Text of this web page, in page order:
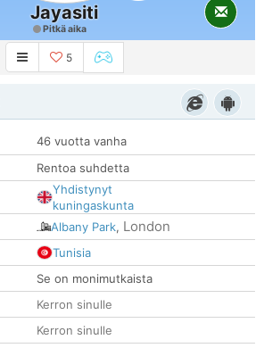
Jayasiti
Pitkä aika
5
46 vuotta vanha
Rentoa suhdetta
Yhdistynyt
kuningaskunta
Albany Park, London
Tunisia
Se on monimutkaista
Kerron sinulle
Kerron sinulle